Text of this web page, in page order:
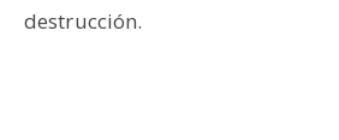
destrucción.